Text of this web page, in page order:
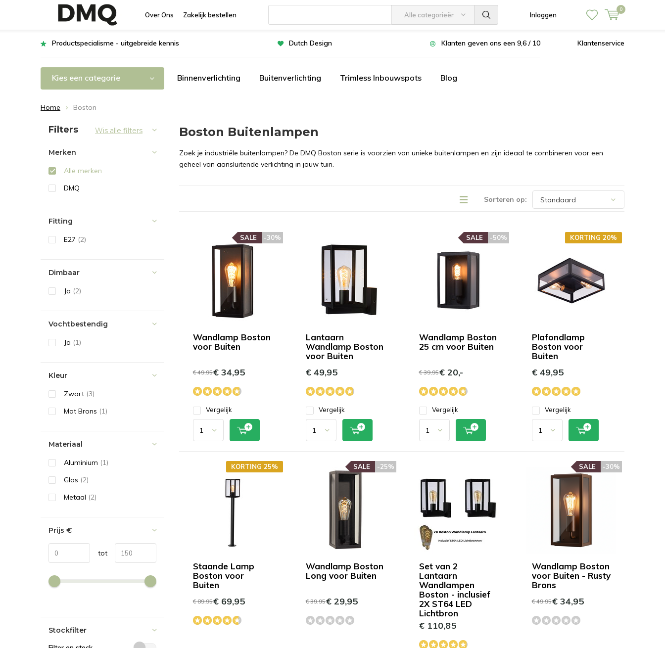
Over Ons Zakelijk bestellen
en
resultaat
selecteren.
Druk
geselecteerde
zoekresultaat
kunt
Alle categorieën Inloggen
0
Productspecialisme - uitgebreide kennis Dutch Design Klanten geven ons een 9,6 / 10 Klantenservice
Kies een categorie Binnenverlichting Buitenverlichting Trimless Inbouwspots Blog
Home Boston
Boston Buitenlampen
Zoek je industriële buitenlampen? De DMQ Boston serie is voorzien van unieke buitenlampen en zijn ideaal te combineren voor een
geheel van aansluitende verlichting in jouw tuin.
Sorteren op:
Wandlamp Boston
voor Buiten
-30%
SALE
€ 49,95€ 34,95
Vergelijk
Lantaarn
Wandlamp Boston
voor Buiten
€ 49,95
Vergelijk
Wandlamp Boston
25 cm voor Buiten
-50%
SALE
€ 39,95€ 20,-
Vergelijk
Plafondlamp
Boston voor
Buiten
KORTING 20%
€ 49,95
Vergelijk
Staande Lamp
Boston voor
Buiten
KORTING 25%
€ 89,95€ 69,95
Wandlamp Boston
Long voor Buiten
-25%
SALE
€ 39,95€ 29,95
Set van 2
Lantaarn
Wandlampen
Boston - inclusief
2X ST64 LED
Lichtbron
€ 110,85
Wandlamp Boston
voor Buiten - Rusty
Brons
-30%
SALE
€ 49,95€ 34,95
Sorteren op:
Filters Wis alle filters
Merken
Alle merken
DMQ
Fitting
E27 (2)
Dimbaar
Ja (2)
Vochtbestendig
Ja (1)
Kleur
Zwart (3)
Mat Brons (1)
Materiaal
Aluminium (1)
Glas (2)
Metaal (2)
Prijs €
tot
Stockfilter